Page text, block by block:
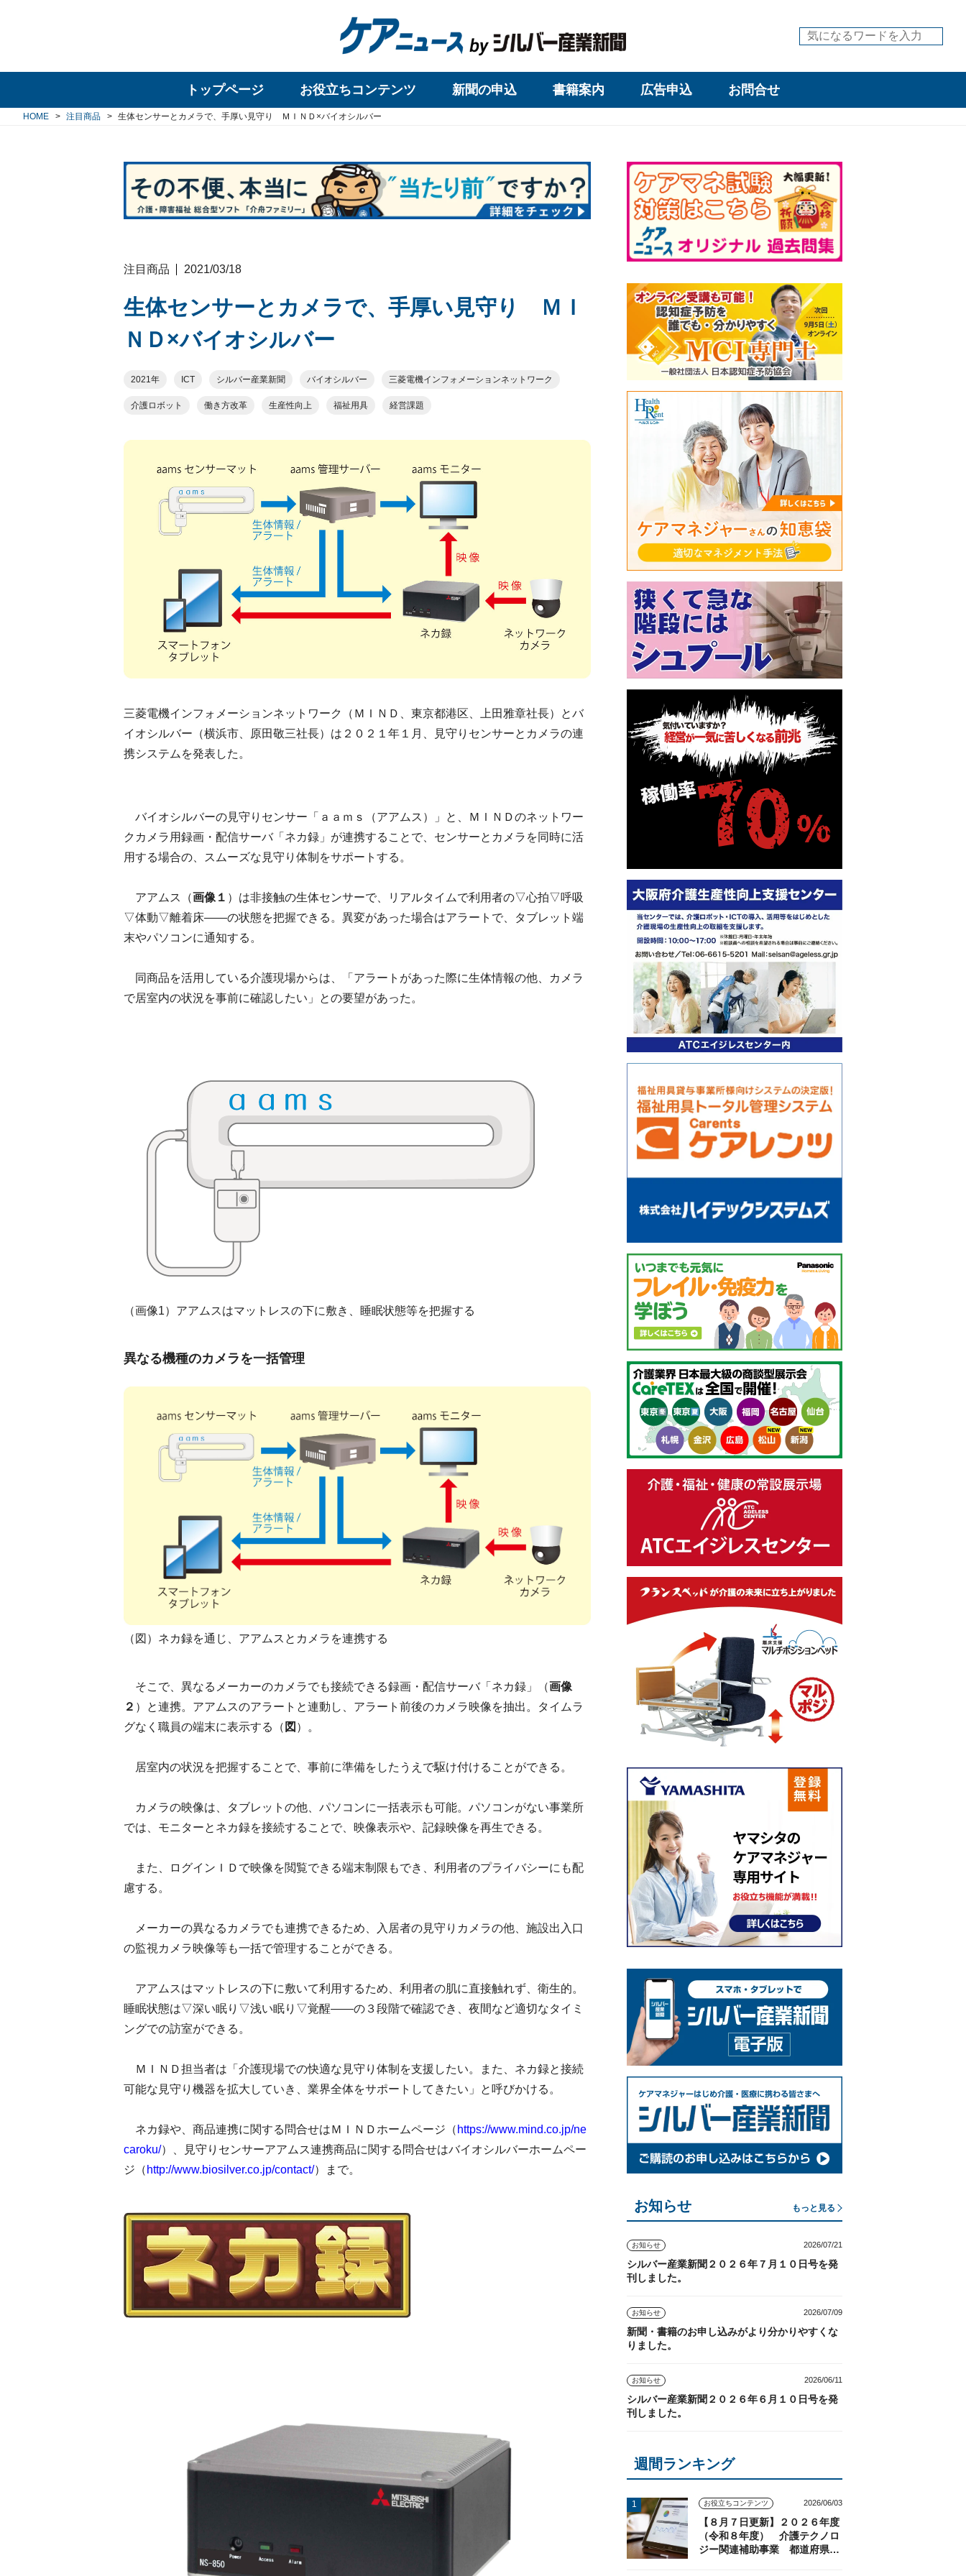
トップページ お役立ちコンテンツ 新聞の申込 書籍案内 広告申込 お問合せ
HOME 注目商品 生体センサーとカメラで、手厚い見守り ＭＩＮＤ×バイオシルバー
注目商品 2021/03/18
生体センサーとカメラで、手厚い見守り ＭＩ
ＮＤ×バイオシルバー
2021年 ICT シルバー産業新聞 バイオシルバー 三菱電機インフォメーションネットワーク
介護ロボット 働き方改革 生産性向上 福祉用具 経営課題
三菱電機インフォメーションネットワーク（ＭＩＮＤ、東京都港区、上田雅章社長）とバ
イオシルバー（横浜市、原田敬三社長）は２０２１年１月、見守りセンサーとカメラの連
携システムを発表した。
バイオシルバーの見守りセンサー「ａａｍｓ（アアムス）」と、ＭＩＮＤのネットワー
クカメラ用録画・配信サーバ「ネカ録」が連携することで、センサーとカメラを同時に活
用する場合の、スムーズな見守り体制をサポートする。
アアムス（画像１ ）は非接触の生体センサーで、リアルタイムで利用者の▽心拍▽呼吸
▽体動▽離着床――の状態を把握できる。異変があった場合はアラートで、タブレット端
末やパソコンに通知する。
同商品を活用している介護現場からは、「アラートがあった際に生体情報の他、カメラ
で居室内の状況を事前に確認したい」との要望があった。
（画像1）アアムスはマットレスの下に敷き、睡眠状態等を把握する
異なる機種のカメラを一括管理
（図）ネカ録を通じ、アアムスとカメラを連携する
そこで、異なるメーカーのカメラでも接続できる録画・配信サーバ「ネカ録」（画像
２ ）と連携。アアムスのアラートと連動し、アラート前後のカメラ映像を抽出。タイムラ
グなく職員の端末に表示する（ 図 ）。
居室内の状況を把握することで、事前に準備をしたうえで駆け付けることができる。
カメラの映像は、タブレットの他、パソコンに一括表示も可能。パソコンがない事業所
では、モニターとネカ録を接続することで、映像表示や、記録映像を再生できる。
また、ログインＩＤで映像を閲覧できる端末制限もでき、利用者のプライバシーにも配
慮する。
メーカーの異なるカメラでも連携できるため、入居者の見守りカメラの他、施設出入口
の監視カメラ映像等も一括で管理することができる。
アアムスはマットレスの下に敷いて利用するため、利用者の肌に直接触れず、衛生的。
睡眠状態は▽深い眠り▽浅い眠り▽覚醒――の３段階で確認でき、夜間など適切なタイミ
ングでの訪室ができる。
ＭＩＮＤ担当者は「介護現場での快適な見守り体制を支援したい。また、ネカ録と接続
可能な見守り機器を拡大していき、業界全体をサポートしてきたい」と呼びかける。
ネカ録や、商品連携に関する問合せはＭＩＮＤホームページ（ https://www.mind.co.jp/ne
caroku/）、見守りセンサーアアムス連携商品に関する問合せはバイオシルバーホームペー
ジ（ http://www.biosilver.co.jp/contact/）まで。
お知らせ もっと見る
お知らせ 2026/07/21
シルバー産業新聞２０２６年７月１０日号を発
刊しました。
お知らせ 2026/07/09
新聞・書籍のお申し込みがより分かりやすくな
りました。
お知らせ 2026/06/11
シルバー産業新聞２０２６年６月１０日号を発
刊しました。
週間ランキング
お役立ちコンテンツ 2026/06/03
【８月７日更新】２０２６年度
（令和８年度） 介護テクノロ
ジー関連補助事業 都道府県の